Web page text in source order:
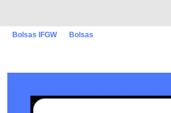
Bolsas IFGW Bolsas